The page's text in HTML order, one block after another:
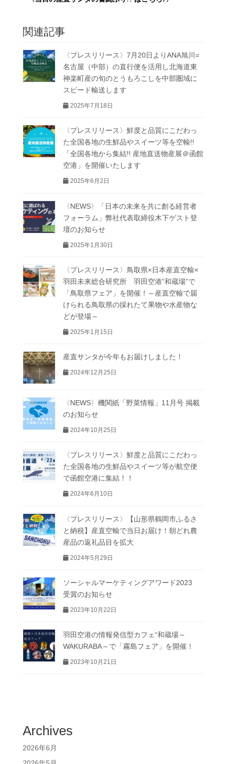
関連記事
〈プレスリリース〉7月20日よりANA旭川=
名古屋（中部）の直行便を活用し北海道東
神楽町産の旬のとうもろこしを中部圏域に
スピード輸送します
2025年7月18日
〈プレスリリース〉鮮度と品質にこだわっ
た全国各地の生鮮品やスイーツ等を空輸!!
「全国各地から集結!! 産地直送物産展＠函館
空港」を開催いたします
2025年6月2日
〈NEWS〉「日本の未来を共に創る経営者
フォーラム」弊社代表取締役木下ゲスト登
壇のお知らせ
2025年1月30日
〈プレスリリース〉鳥取県×日本産直空輸×
羽田未来総合研究所 羽田空港”和蔵場”で
「鳥取県フェア」を開催！～産直空輸で届
けられる鳥取県の採れたて果物や水産物な
どが登場～
2025年1月15日
産直サンタが今年もお届けしました！
2024年12月25日
〈NEWS〉機関紙「野菜情報」11月号 掲載
のお知らせ
2024年10月25日
〈プレスリリース〉鮮度と品質にこだわっ
た全国各地の生鮮品やスイーツ等が航空便
で函館空港に集結！！
2024年6月10日
〈プレスリリース〉【山形県鶴岡市ふるさ
と納税】産直空輸で当日お届け！朝どれ農
産品の返礼品目を拡大
2024年5月29日
ソーシャルマーケティングアワード2023
受賞のお知らせ
2023年10月22日
羽田空港の情報発信型カフェ“和蔵場～
WAKURABA～で「霧島フェア」を開催！
2023年10月21日
Archives
2026年6月